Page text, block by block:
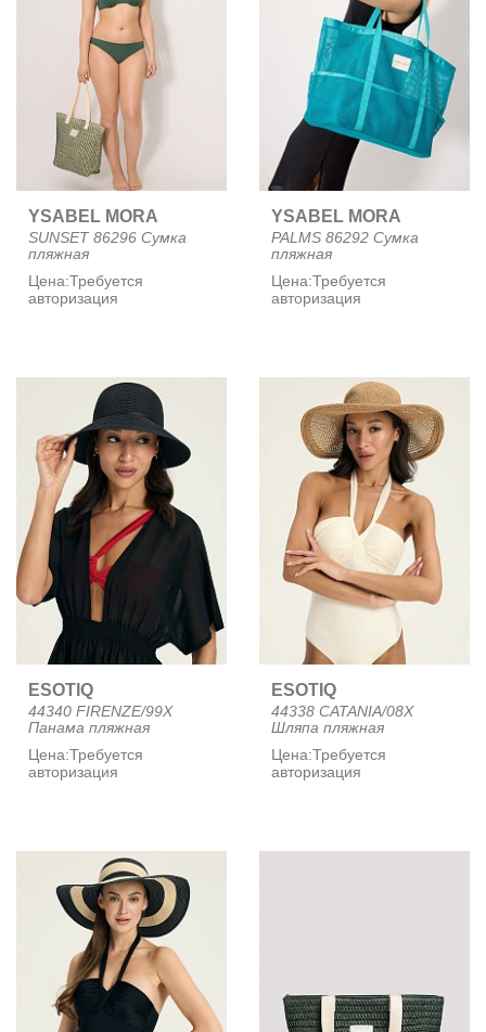
YSABEL MORA
SUNSET 86296 Сумка
пляжная
Цена:Требуется
авторизация
YSABEL MORA
PALMS 86292 Сумка
пляжная
Цена:Требуется
авторизация
ESOTIQ
44340 FIRENZE/99X
Панама пляжная
Цена:Требуется
авторизация
ESOTIQ
44338 CATANIA/08X
Шляпа пляжная
Цена:Требуется
авторизация